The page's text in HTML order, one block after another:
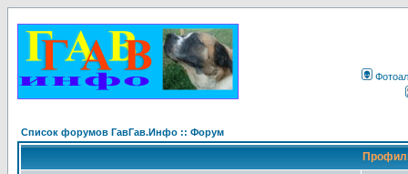
Список форумов ГавГав.Инфо :: Форум